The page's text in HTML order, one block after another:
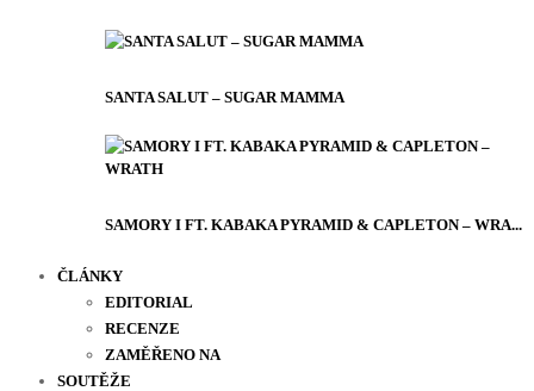
SANTA SALUT – SUGAR MAMMA
SAMORY I FT. KABAKA PYRAMID & CAPLETON – WRA...
ČLÁNKY
EDITORIAL
RECENZE
ZAMĚŘENO NA
SOUTĚŽE